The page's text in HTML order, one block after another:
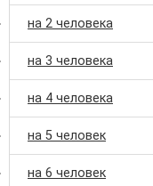
на 2 человека
на 3 человека
на 4 человека
на 5 человек
на 6 человек